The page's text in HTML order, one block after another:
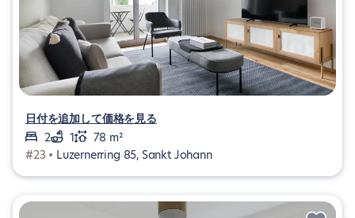
日付を追加して価格を見る
2
1
78 m²
#23 • Luzernerring 85, Sankt Johann